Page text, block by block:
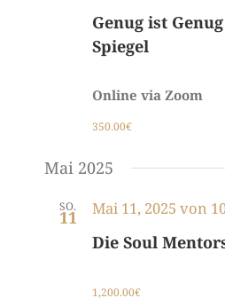
Genug ist
Spiegel
Online via Zoom
350.00€
Mai 2025
SO.
11
Die Soul
Mai 11, 2025 von
1,200.00€